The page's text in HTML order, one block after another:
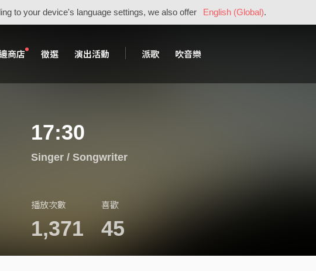
to your device's language settings, we also offer English (Global).
商店 徵選 演出活動 派歌 吹音樂
17:30
Singer / Songwriter
播放次數
1,371
喜歡
45